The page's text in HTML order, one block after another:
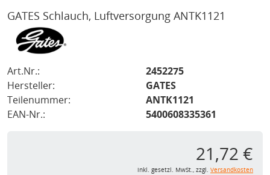
GATES Schlauch, Luftversorgung ANTK1121
Art.Nr.:
2452275
Hersteller:
GATES
Teilenummer:
ANTK1121
EAN-Nr.:
5400608335361
21,72 €
inkl. gesetzl. MwSt., zzgl. Versandkosten